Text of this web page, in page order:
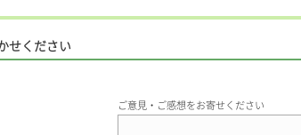
せください
ご意見・ご感想をお寄せください